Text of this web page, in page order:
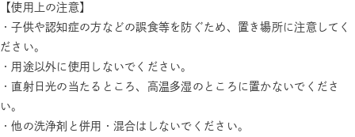
【使用上の注意】
・子供や認知症の方などの誤食等を防ぐため、置き場所に注意してく
ださい。
・用途以外に使用しないでください。
・直射日光の当たるところ、高温多湿のところに置かないでくださ
い。
・他の洗浄剤と併用・混合はしないでください。